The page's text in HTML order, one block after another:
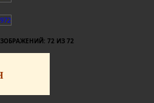
72 ИЗ 72